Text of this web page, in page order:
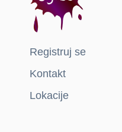
Registruj se
Kontakt
Lokacije